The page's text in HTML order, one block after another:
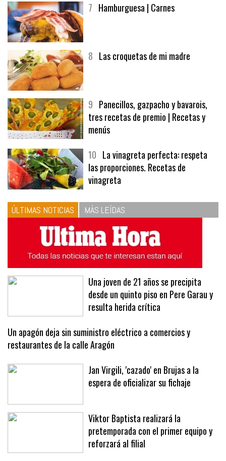
7 Hamburguesa | Carnes
8 Las croquetas de mi madre
9 Panecillos, gazpacho y bavarois,
tres recetas de premio | Recetas y
menús
10 La vinagreta perfecta: respeta
las proporciones. Recetas de
vinagreta
ÚLTIMAS NOTICIAS MÁS LEÍDAS
Una joven de 21 años se precipita
desde un quinto piso en Pere Garau y
resulta herida crítica
Un apagón deja sin suministro eléctrico a comercios y
restaurantes de la calle Aragón
Jan Virgili, 'cazado' en Brujas a la
espera de oficializar su fichaje
Viktor Baptista realizará la
pretemporada con el primer equipo y
reforzará al filial